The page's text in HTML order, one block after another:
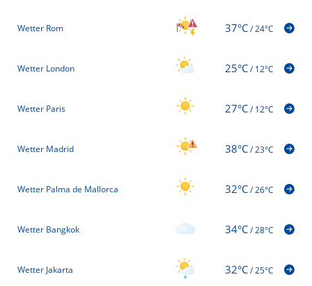
Wetter Rom 37°C/24°C
Wetter London 25°C/12°C
Wetter Paris 27°C/12°C
Wetter Madrid 38°C/23°C
Wetter Palma de Mallorca 32°C/26°C
Wetter Bangkok 34°C/28°C
Wetter Jakarta 32°C/25°C